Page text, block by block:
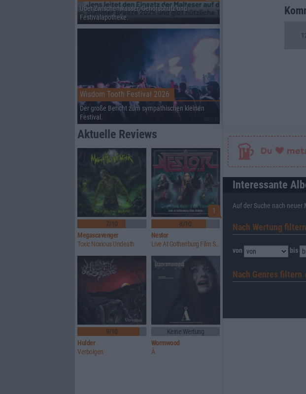
Interessante
Auf der Suche nach neuer
Nach Wertung filtern
von bis
Nach Genres filtern
Über Zwischenwasser, Gehörschutz und
Festivalapotheke.
Wisdom Tooth Festival 2026
Der große Bericht zum sympathischen kleinen
Festival.
Aktuelle Reviews
7/10
Megascavenger
Toxic Noxious Undeath
1
8/10
Nestor
Live At Gothenburg Film Studios
9/10
Hulder
Verbolgen
Keine Wertung
Wormwood
Å